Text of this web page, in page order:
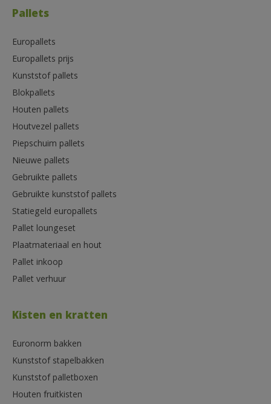
Pallets
Europallets
Europallets prijs
Kunststof pallets
Blokpallets
Houten pallets
Houtvezel pallets
Piepschuim pallets
Nieuwe pallets
Gebruikte pallets
Gebruikte kunststof pallets
Statiegeld europallets
Pallet loungeset
Plaatmateriaal en hout
Pallet inkoop
Pallet verhuur
Kisten en kratten
Euronorm bakken
Kunststof stapelbakken
Kunststof palletboxen
Houten fruitkisten